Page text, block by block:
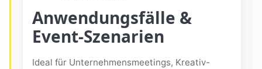
Anwendungsfälle &
Event-Szenarien
Ideal für Unternehmensmeetings, Kreativ-